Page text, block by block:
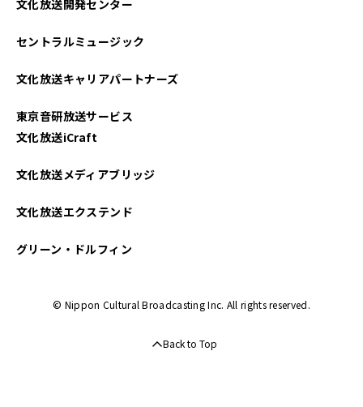
文化放送開発センター
セントラルミュージック
文化放送キャリアパートナーズ
東京音研放送サービス
文化放送iCraft
文化放送メディアブリッジ
文化放送エクステンド
グリーン・ドルフィン
© Nippon Cultural Broadcasting Inc. All rights reserved.
Back to Top